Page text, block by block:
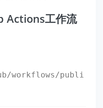
Actions工作流
workflows/publi